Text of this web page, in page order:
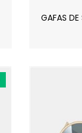
GAFAS